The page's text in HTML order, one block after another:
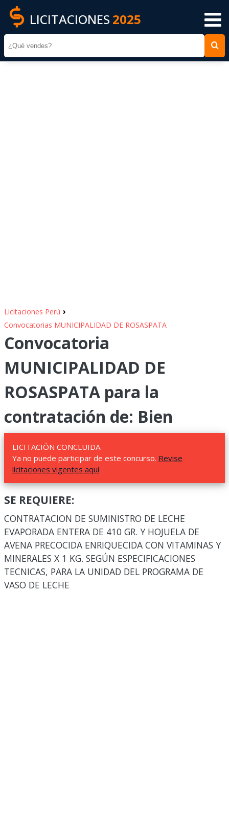
LICITACIONES 2025
Licitaciones Perú ›
Convocatorias MUNICIPALIDAD DE ROSASPATA
Convocatoria
MUNICIPALIDAD DE
ROSASPATA para la
contratación de: Bien
LICITACIÓN CONCLUIDA.
Ya no puede participar de este concurso. Revise
licitaciones vigentes aquí
SE REQUIERE:
CONTRATACION DE SUMINISTRO DE LECHE
EVAPORADA ENTERA DE 410 GR. Y HOJUELA DE
AVENA PRECOCIDA ENRIQUECIDA CON VITAMINAS Y
MINERALES X 1 KG. SEGÚN ESPECIFICACIONES
TECNICAS, PARA LA UNIDAD DEL PROGRAMA DE
VASO DE LECHE